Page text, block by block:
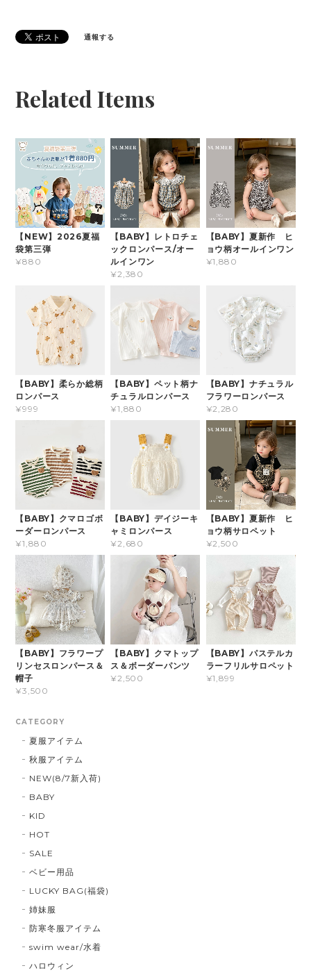
通報する
Related Items
【NEW】2026夏福
袋第三弾
¥880
【BABY】レトロチェ
ックロンパース/オー
ルインワン
¥2,380
【BABY】夏新作 ヒ
ョウ柄オールインワン
¥1,880
【BABY】柔らか総柄
ロンパース
¥999
【BABY】ペット柄ナ
チュラルロンパース
¥1,880
【BABY】ナチュラル
フラワーロンパース
¥2,280
【BABY】クマロゴボ
ーダーロンパース
¥1,880
【BABY】デイジーキ
ャミロンパース
¥2,680
【BABY】夏新作 ヒ
ョウ柄サロペット
¥2,500
【BABY】フラワープ
リンセスロンパース＆
帽子
¥3,500
【BABY】クマトップ
ス＆ボーダーパンツ
¥2,500
【BABY】パステルカ
ラーフリルサロペット
¥1,899
CATEGORY
夏服アイテム
秋服アイテム
NEW(8/7新入荷)
BABY
KID
HOT
SALE
ベビー用品
LUCKY BAG(福袋)
姉妹服
防寒冬服アイテム
swim wear/水着
ハロウィン